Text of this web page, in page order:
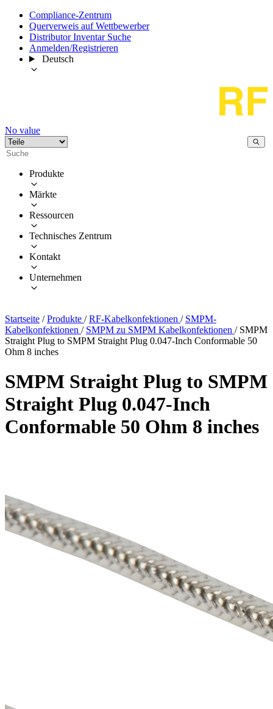
Compliance-Zentrum
Querverweis auf Wettbewerber
Distributor Inventar Suche
Anmelden/Registrieren
Deutsch
No value
Produkte
Märkte
Ressourcen
Technisches Zentrum
Kontakt
Unternehmen
Startseite / Produkte / RF-Kabelkonfektionen / SMPM-
Kabelkonfektionen / SMPM zu SMPM Kabelkonfektionen / SMPM
Straight Plug to SMPM Straight Plug 0.047-Inch Conformable 50
Ohm 8 inches
SMPM Straight Plug to SMPM
Straight Plug 0.047-Inch
Conformable 50 Ohm 8 inches